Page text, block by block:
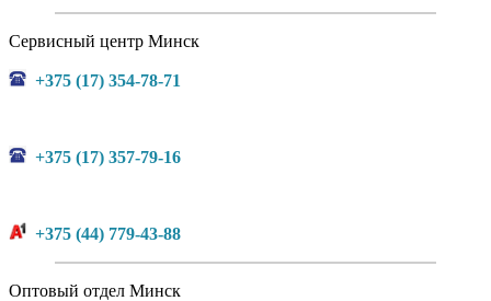
Сервисный центр Минск
+375 (17) 354-78-71
+375 (17) 357-79-16
+375 (44) 779-43-88
Оптовый отдел Минск